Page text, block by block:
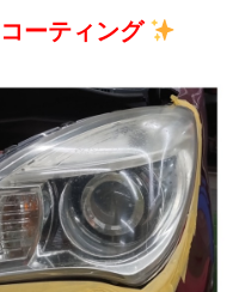
ーティング